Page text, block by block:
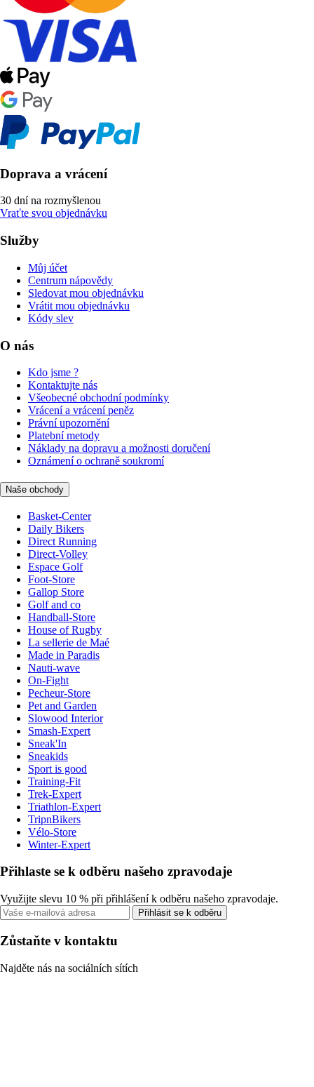
Doprava a vrácení
30 dní na rozmyšlenou
Vraťte svou objednávku
Služby
Můj účet
Centrum nápovědy
Sledovat mou objednávku
Vrátit mou objednávku
Kódy slev
O nás
Kdo jsme ?
Kontaktujte nás
Všeobecné obchodní podmínky
Vrácení a vrácení peněz
Právní upozornění
Platební metody
Náklady na dopravu a možnosti doručení
Oznámení o ochraně soukromí
Naše obchody
Basket-Center
Daily Bikers
Direct Running
Direct-Volley
Espace Golf
Foot-Store
Gallop Store
Golf and co
Handball-Store
House of Rugby
La sellerie de Maé
Made in Paradis
Nauti-wave
On-Fight
Pecheur-Store
Pet and Garden
Slowood Interior
Smash-Expert
Sneak'In
Sneakids
Sport is good
Training-Fit
Trek-Expert
Triathlon-Expert
TripnBikers
Vélo-Store
Winter-Expert
Přihlaste se k odběru našeho zpravodaje
Využijte slevu 10 % při přihlášení k odběru našeho zpravodaje.
Přihlásit se k odběru
Zůstaňte v kontaktu
Najděte nás na sociálních sítích